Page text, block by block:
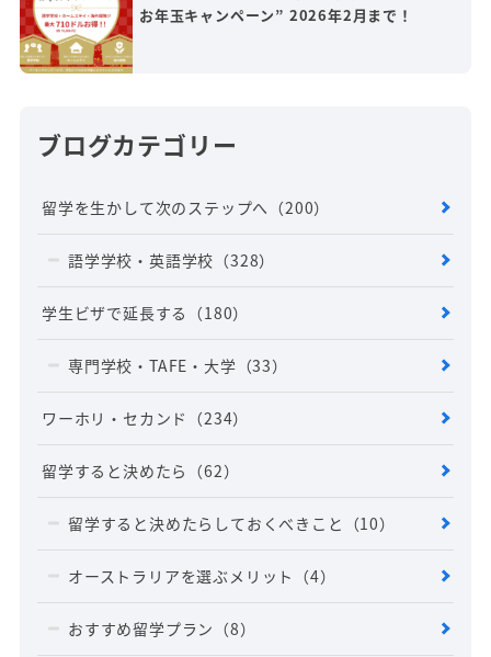
お年玉キャンペーン” 2026年2月まで！
ブログカテゴリー
留学を生かして次のステップへ （200）
語学学校・英語学校 （328）
学生ビザで延長する （180）
専門学校・TAFE・大学 （33）
ワーホリ・セカンド （234）
留学すると決めたら （62）
留学すると決めたらしておくべきこと （10）
オーストラリアを選ぶメリット （4）
おすすめ留学プラン （8）